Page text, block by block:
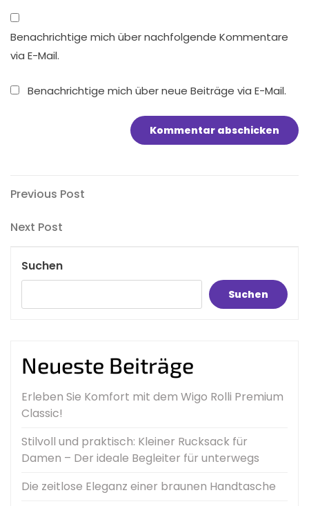
Benachrichtige mich über nachfolgende Kommentare
via E-Mail.
Benachrichtige mich über neue Beiträge via E-Mail.
Beitragsnavigation
Previous
Previous Post
Next
Next Post
Suchen
Suchen
Neueste Beiträge
Erleben Sie Komfort mit dem Wigo Rolli Premium
Classic!
Stilvoll und praktisch: Kleiner Rucksack für
Damen – Der ideale Begleiter für unterwegs
Die zeitlose Eleganz einer braunen Handtasche